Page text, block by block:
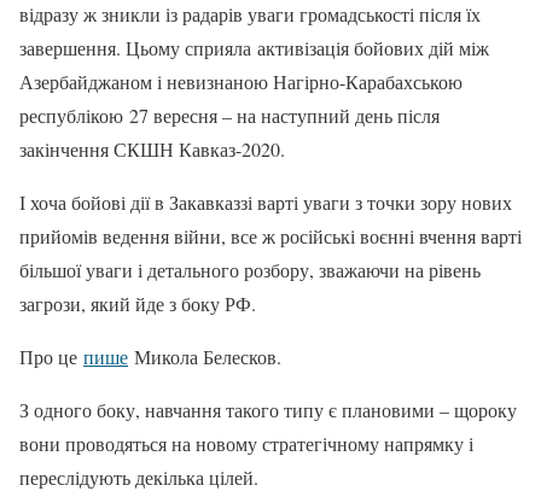
відразу ж зникли із радарів уваги громадськості після їх
завершення. Цьому сприяла активізація бойових дій між
Азербайджаном і невизнаною Нагірно-Карабахською
республікою 27 вересня – на наступний день після
закінчення СКШН Кавказ-2020.
І хоча бойові дії в Закавказзі варті уваги з точки зору нових
прийомів ведення війни, все ж російські воєнні вчення варті
більшої уваги і детального розбору, зважаючи на рівень
загрози, який йде з боку РФ.
Про це пише Микола Белесков.
З одного боку, навчання такого типу є плановими – щороку
вони проводяться на новому стратегічному напрямку і
переслідують декілька цілей.